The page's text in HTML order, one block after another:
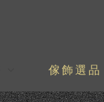
傢飾選品